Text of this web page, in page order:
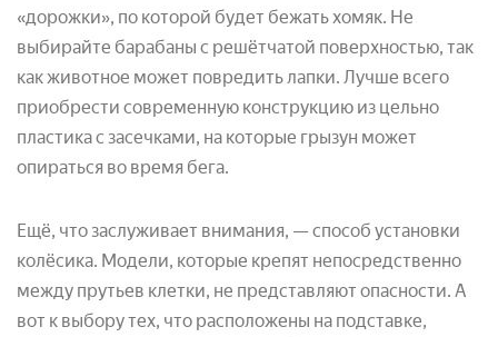
«дорожки», по которой будет бежать хомяк. Не
выбирайте барабаны с решётчатой поверхностью, так
как животное может повредить лапки. Лучше всего
приобрести современную конструкцию из цельно
пластика с засечками, на которые грызун может
опираться во время бега.
Ещё, что заслуживает внимания, — способ установки
колёсика. Модели, которые крепят непосредственно
между прутьев клетки, не представляют опасности. А
вот к выбору тех, что расположены на подставке,